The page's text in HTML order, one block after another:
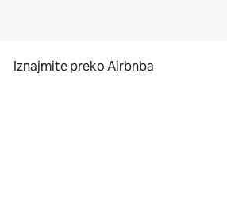
Iznajmite preko Airbnba